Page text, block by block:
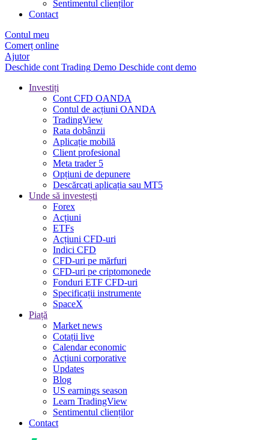
Sentimentul clienților
Contact
Contul meu
Comerț online
Ajutor
Deschide cont Trading Demo Deschide cont demo
Investiți
Cont CFD OANDA
Contul de acțiuni OANDA
TradingView
Rata dobânzii
Aplicație mobilă
Client profesional
Meta trader 5
Opțiuni de depunere
Descărcați aplicația sau MT5
Unde să investești
Forex
Acțiuni
ETFs
Acțiuni CFD-uri
Indici CFD
CFD-uri pe mărfuri
CFD-uri pe criptomonede
Fonduri ETF CFD-uri
Specificații instrumente
SpaceX
Piață
Market news
Cotații live
Calendar economic
Acțiuni corporative
Updates
Blog
US earnings season
Learn TradingView
Sentimentul clienților
Contact